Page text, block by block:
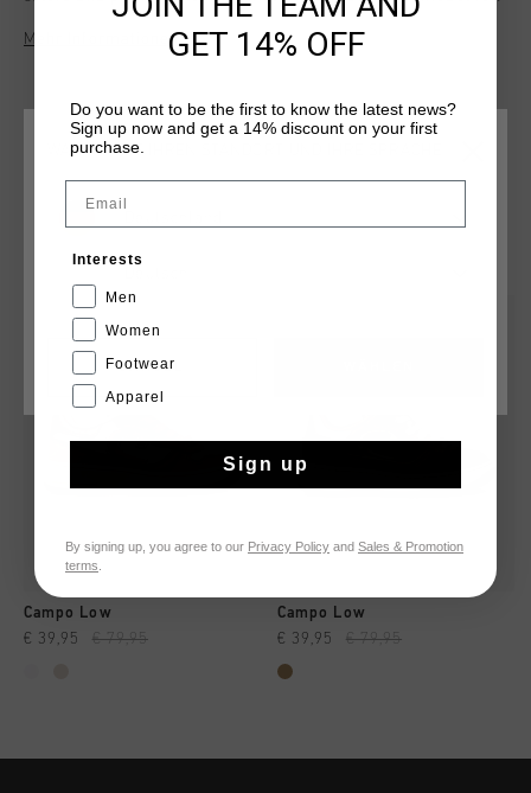
girls, perfect for staying on-trend this season.With a
distinctive C Cruyff logo that gives the design a unique
Mehr Informationen
Campo Low
€ 39,95 € 79,95
Campo Low
€ 39,95 € 79,95
WÄHLEN SIE IHREN STANDORT UND IHRE SPRACHE
CANCEL
GET 14% OFF
Do you want to be the first to know the latest news?
Sign up now and get a 14% discount on your first
purchase.
Email
Interests
Men
Women
Footwear
Apparel
Sign up
By signing up, you agree to our Privacy Policy and Sales & Promotion
terms